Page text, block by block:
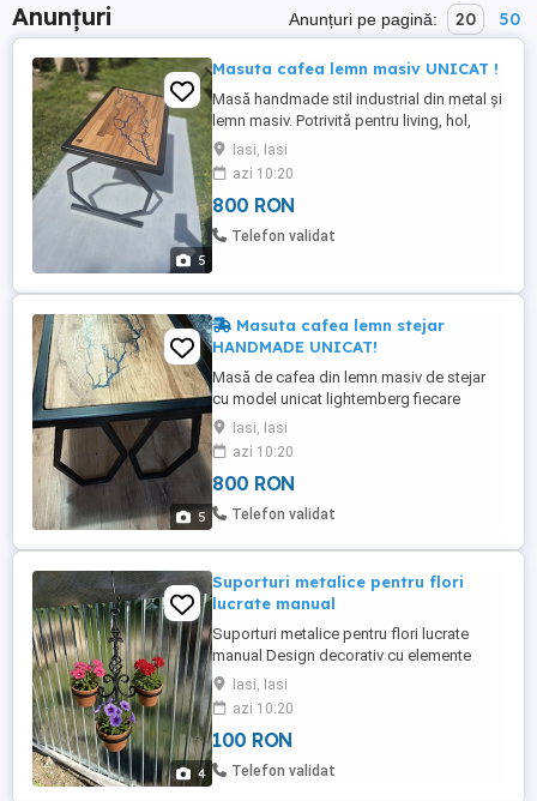
Anunțuri Anunțuri pe pagină: 20 50
5
Masuta cafea lemn masiv UNICAT !
Masă handmade stil industrial din metal și
lemn masiv. Potrivită pentru living, hol,
birou sau spații moderne. Blatul este
realizat din lemn natural finisat manual cu
ulei cerat pentru protecție și aspect
plăcut. Cadrul metalic este sudat și vopsit
pentru rezistență și stabilitate. Dimensiuni
Iasi, Iasi
azi 10:20
800 RON
Telefon validat
5
Masuta cafea lemn stejar
HANDMADE UNICAT!
Masă de cafea din lemn masiv de stejar
cu model unicat lightemberg fiecare
măsuță are model unic și ireproductibil
identic rama otel cu picioare hexagon
vopsit negru mat . Dimensiuni: 86x46x50
Preț 800 lei !!!
Iasi, Iasi
azi 10:20
800 RON
Telefon validat
4
Suporturi metalice pentru flori
lucrate manual
Suporturi metalice pentru flori lucrate
manual Design decorativ cu elemente
forjate Vopsite pentru exterior rezistent la
ploaie și soare Potrivite pentru grădină
balcon terasă
Iasi, Iasi
azi 10:20
100 RON
Telefon validat